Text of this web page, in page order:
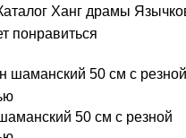
Ханг драмы
понравиться
50 см с резной